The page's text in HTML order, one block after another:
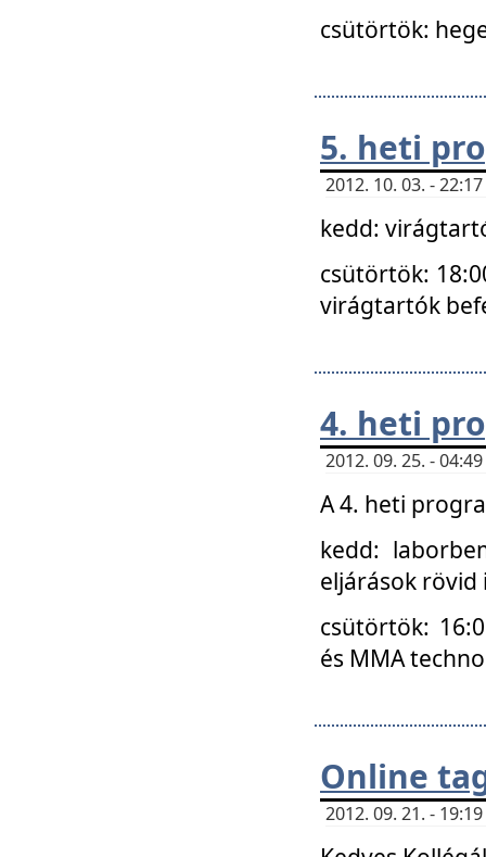
csütörtök:
5. heti
2012. 10. 03. -
kedd:
csütörtök:
virágtartók
4. heti
2012. 09. 25. -
A 4. heti
kedd:
eljárások
csütörtök:
és MMA
Online
2012. 09. 21. -